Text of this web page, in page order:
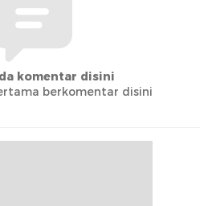
komentar disini
berkomentar disini